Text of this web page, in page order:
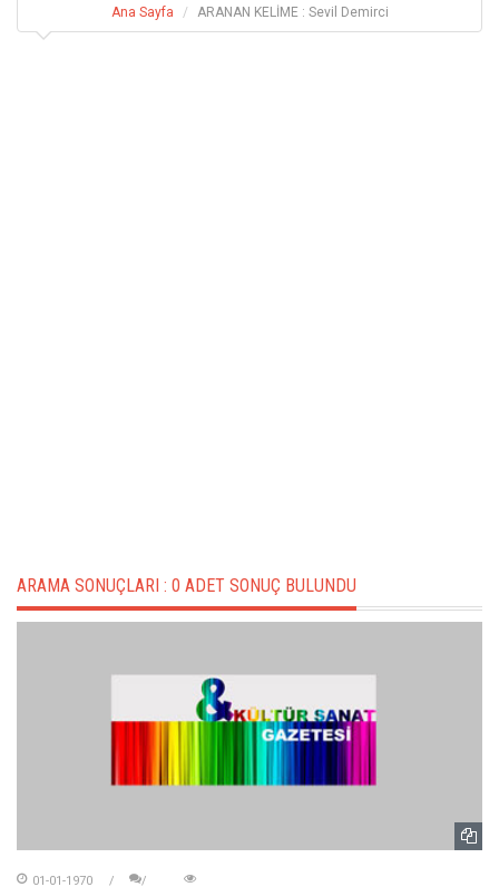
Ana Sayfa ARANAN KELİME : Sevil Demirci
ARAMA SONUÇLARI : 0 ADET SONUÇ BULUNDU
01-01-1970